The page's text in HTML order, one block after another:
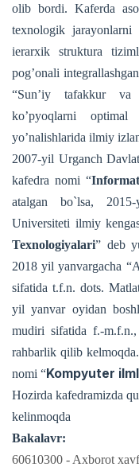
olib bordi. Kaferda
texnologik jarayonlarni
ierarxik struktura
pog’onali
“Sun’iy tafakkur va
ko’pyoqlarni
yo’nalishlarida ilmiy
2007-yil Urganch
kafedra nomi “
atalgan bo`lsa,
Universiteti ilmiy
Texnologiyalari” deb
2018 yil yanvargacha
sifatida t.f.n. dots.
yil yanvar oyidan
mudiri sifatida f.-
rahbarlik qilib
nomi “Kompyuter
Hozirda kafedramizda
kelinmoqda
Bakalavr:
60610300 - Axborot